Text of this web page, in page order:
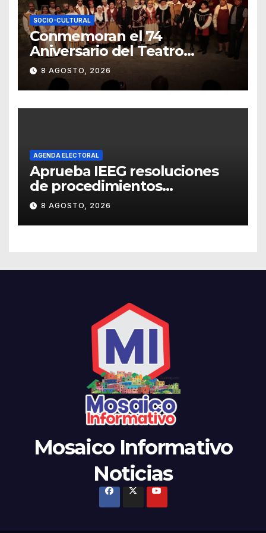
SOCIO-CULTURAL
Conmemoran el 74
Aniversario del Teatro
Universitario con una
representación del
“Retablillo jovial”
8 AGOSTO, 2026
AGENDA ELECTORAL
Aprueba IEEG resoluciones
de procedimientos
sancionadores
8 AGOSTO, 2026
Mosaico Informativo
Noticias